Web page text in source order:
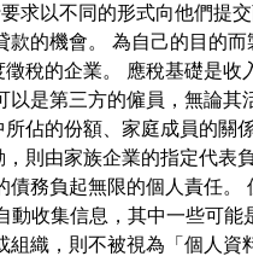
求以不同的形式向他們提
的機會。 為自己的目的
稅的企業。 應稅基礎是收
是第三方的僱員，無論其
佔的份額、家庭成員的關
則由家族企業的指定代表
務負起無限的個人責任
收集信息，其中一些可
織，則不被視為「個人